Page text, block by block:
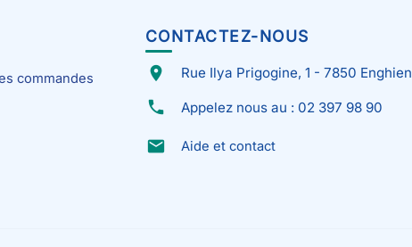
commandes
CONTACTEZ-NOUS
place Rue Ilya Prigogine, 1 - 7850 Enghien
phone Appelez nous au : 02 397 98 90
email Aide et contact